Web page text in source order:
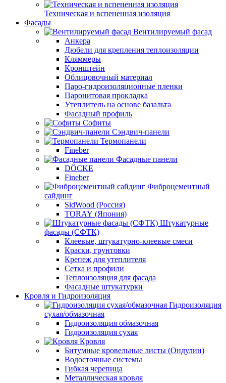
Техническая и вспененная изоляция
Фасады
Вентилируемый фасад
Анкера
Дюбели для крепления теплоизоляции
Кляммеры
Кронштейн
Облицовочный материал
Паро-гидроизоляционные пленки
Паронитовая прокладка
Утеплитель на основе базальта
Фасадный профиль
Софиты
Сэндвич-панели
Термопанели
Fineber
Фасадные панели
DÖCKE
Fineber
Фиброцементный
сайдинг
SidWood (Россия)
TORAY (Япония)
Штукатурные
фасады (СФТК)
Клеевые, штукатурно-клеевые смеси
Краски, грунтовки
Крепеж для утеплителя
Сетка и профили
Теплоизоляция для фасада
Фасадные штукатурки
Кровля и Гидроизоляция
Гидроизоляция
сухая/обмазочная
Гидроизоляция обмазочная
Гидроизоляция сухая
Кровля
Битумные кровельные листы (Ондулин)
Водосточные системы
Гибкая черепица
Металлическая кровля